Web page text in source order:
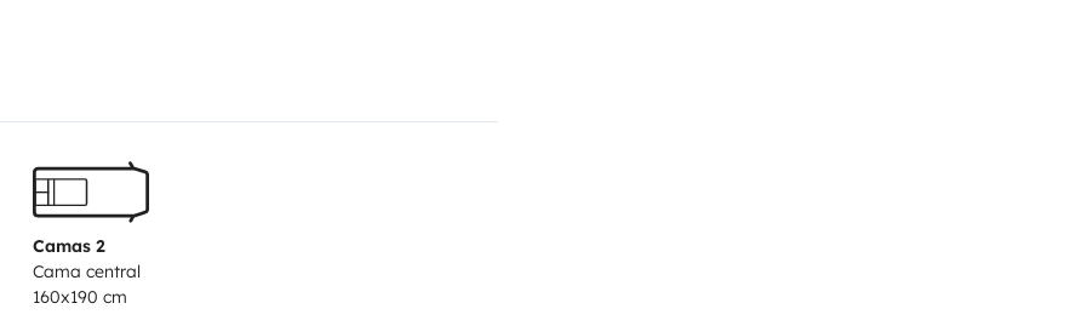
, d une cuisinière 2 gaz et d
extérieures, et d un
en station de ski.
Camas 2
Cama central
160x190 cm